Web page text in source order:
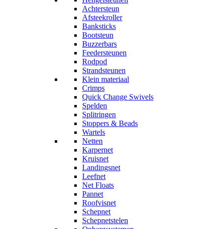
Achtersteun
Afsteekroller
Banksticks
Bootsteun
Buzzerbars
Feedersteunen
Rodpod
Strandsteunen
Klein materiaal
Crimps
Quick Change Swivels
Spelden
Splitringen
Stoppers & Beads
Wartels
Netten
Karpernet
Kruisnet
Landingsnet
Leefnet
Net Floats
Pannet
Roofvisnet
Schepnet
Schepnetstelen